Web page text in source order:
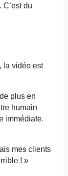
C’est du
la vidéo est
plus en
humain
immédiate.
mes clients
! »